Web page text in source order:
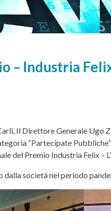
– Industria
Il Direttore Generale Ugo
“Partecipate
del Premio Industria Felix –
società nel periodo